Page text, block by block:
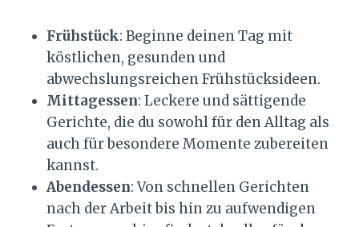
Frühstück: Beginne deinen Tag mit
köstlichen, gesunden und
abwechslungsreichen Frühstücksideen.
Mittagessen: Leckere und sättigende
Gerichte, die du sowohl für den Alltag als
auch für besondere Momente zubereiten
kannst.
Abendessen: Von schnellen Gerichten
nach der Arbeit bis hin zu aufwendigen